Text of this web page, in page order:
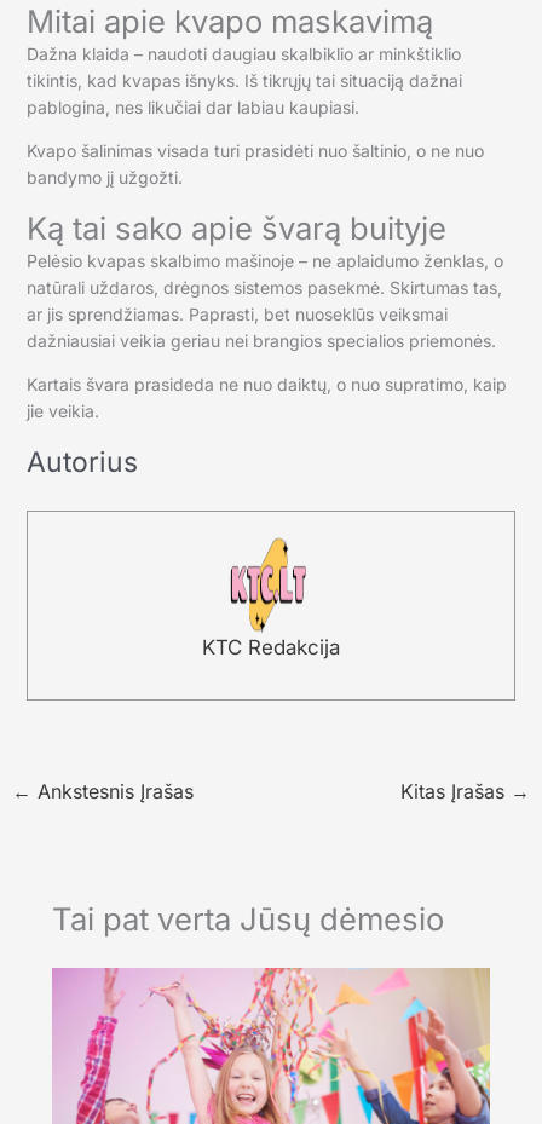
Mitai apie kvapo maskavimą
Dažna klaida – naudoti daugiau skalbiklio ar minkštiklio
tikintis, kad kvapas išnyks. Iš tikrųjų tai situaciją dažnai
pablogina, nes likučiai dar labiau kaupiasi.
Kvapo šalinimas visada turi prasidėti nuo šaltinio, o ne nuo
bandymo jį užgožti.
Ką tai sako apie švarą buityje
Pelėsio kvapas skalbimo mašinoje – ne aplaidumo ženklas, o
natūrali uždaros, drėgnos sistemos pasekmė. Skirtumas tas,
ar jis sprendžiamas. Paprasti, bet nuoseklūs veiksmai
dažniausiai veikia geriau nei brangios specialios priemonės.
Kartais švara prasideda ne nuo daiktų, o nuo supratimo, kaip
jie veikia.
Autorius
KTC Redakcija
← Ankstesnis Įrašas Kitas Įrašas →
Tai pat verta Jūsų dėmesio